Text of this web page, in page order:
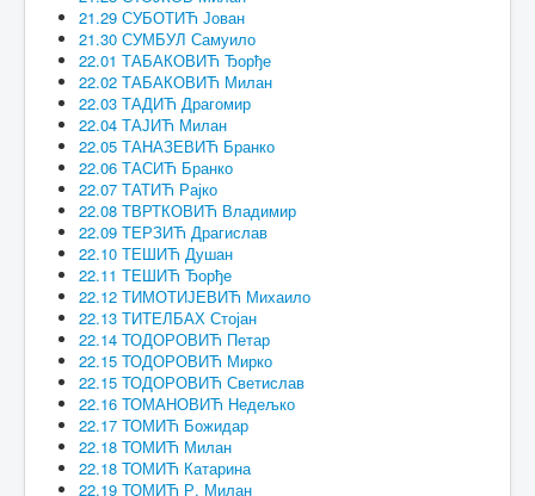
21.29 СУБОТИЋ Јован
21.30 СУМБУЛ Самуило
22.01 ТАБАКОВИЋ Ђорђе
22.02 ТАБАКОВИЋ Милан
22.03 ТАДИЋ Драгомир
22.04 ТАЈИЋ Милан
22.05 ТАНАЗЕВИЋ Бранко
22.06 ТАСИЋ Бранко
22.07 ТАТИЋ Рајко
22.08 ТВРТКОВИЋ Владимир
22.09 ТЕРЗИЋ Драгислав
22.10 ТЕШИЋ Душан
22.11 ТЕШИЋ Ђорђе
22.12 ТИМОТИЈЕВИЋ Михаило
22.13 ТИТЕЛБАХ Стојан
22.14 ТОДОРОВИЋ Петар
22.15 ТОДОРОВИЋ Мирко
22.15 ТОДОРОВИЋ Светислав
22.16 ТОМАНОВИЋ Недељко
22.17 ТОМИЋ Божидар
22.18 ТОМИЋ Милан
22.18 ТОМИЋ Катарина
22.19 ТОМИЋ Р. Милан